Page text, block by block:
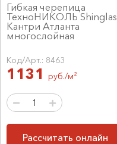
Гибкая черепица
ТехноНИКОЛЬ Shinglas
Кантри Атланта
многослойная
Код/Арт.: 8463
1131 руб./м²
Рассчитать онлайн